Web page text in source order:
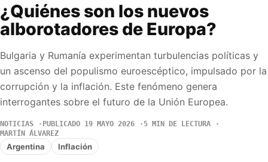
¿Quiénes son los nuevos
alborotadores de Europa?
Bulgaria y Rumanía experimentan turbulencias políticas y
un ascenso del populismo euroescéptico, impulsado por la
corrupción y la inflación. Este fenómeno genera
interrogantes sobre el futuro de la Unión Europea.
NOTICIAS PUBLICADO 19 MAYO 2026
5 MIN DE LECTURA
MARTÍN ÁLVAREZ
Argentina Inflación